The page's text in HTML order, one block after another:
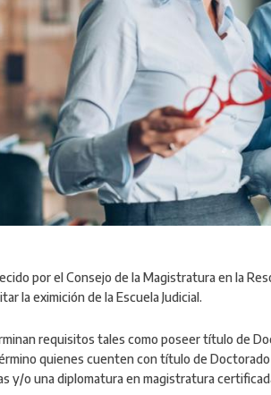
por el Consejo de la Magistratura en la
la eximición de la Escuela Judicial.
requisitos tales como poseer título de
quienes cuenten con título de
y/o una diplomatura en magistratura